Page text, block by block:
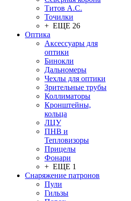
Титов А.С.
Точилки
+ ЕЩЕ 26
Оптика
Аксессуары для
оптики
Бинокли
Дальномеры
Чехлы для оптики
Зрительные трубы
Коллиматоры
Кронштейны,
кольца
ЛЦУ
ПНВ и
Тепловизоры
Прицелы
Фонари
+ ЕЩЕ 1
Снаряжение патронов
Пули
Гильзы